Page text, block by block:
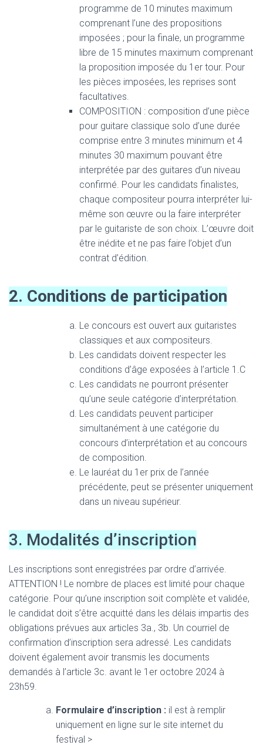
programme de 10 minutes maximum
comprenant l’une des propositions
imposées ; pour la finale, un programme
libre de 15 minutes maximum comprenant
la proposition imposée du 1er tour. Pour
les pièces imposées, les reprises sont
facultatives.
COMPOSITION : composition d’une pièce
pour guitare classique solo d’une durée
comprise entre 3 minutes minimum et 4
minutes 30 maximum pouvant être
interprétée par des guitares d’un niveau
confirmé. Pour les candidats finalistes,
chaque compositeur pourra interpréter lui-
même son œuvre ou la faire interpréter
par le guitariste de son choix. L’œuvre doit
être inédite et ne pas faire l’objet d’un
contrat d’édition.
2. Conditions de participation
Le concours est ouvert aux guitaristes
classiques et aux compositeurs.
Les candidats doivent respecter les
conditions d’âge exposées à l’article 1.C
Les candidats ne pourront présenter
qu’une seule catégorie d’interprétation.
Les candidats peuvent participer
simultanément à une catégorie du
concours d’interprétation et au concours
de composition.
Le lauréat du 1er prix de l’année
précédente, peut se présenter uniquement
dans un niveau supérieur.
3. Modalités d’inscription
Les inscriptions sont enregistrées par ordre d’arrivée.
ATTENTION ! Le nombre de places est limité pour chaque
catégorie. Pour qu’une inscription soit complète et validée,
le candidat doit s’être acquitté dans les délais impartis des
obligations prévues aux articles 3a., 3b. Un courriel de
confirmation d’inscription sera adressé. Les candidats
doivent également avoir transmis les documents
demandés à l’article 3c. avant le 1er octobre 2024 à
23h59.
Formulaire d’inscription : il est à remplir
uniquement en ligne sur le site internet du
festival >